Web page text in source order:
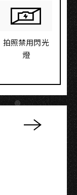
拍照禁用閃光
燈